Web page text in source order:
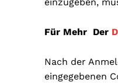
einzugeben,
Für Mehr Der
Nach der
eingegebenen